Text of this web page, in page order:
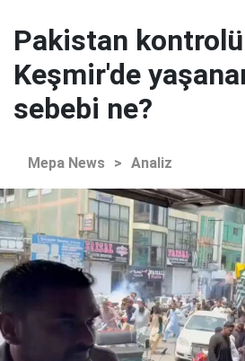
Pakistan
Keşmir'de
sebebi ne?
Mepa News > Analiz